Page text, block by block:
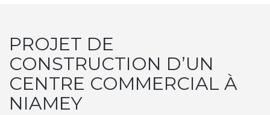
PROJET DE
CONSTRUCTION D’UN
CENTRE COMMERCIAL À
NIAMEY